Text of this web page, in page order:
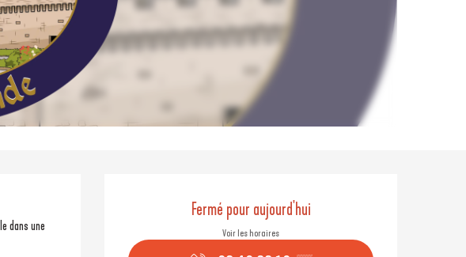
Ouverture et
Fermé pour aujourd'hui
Voir les horaires